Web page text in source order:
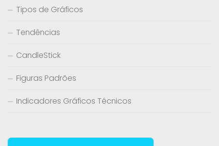
Tipos de Gráficos
Tendências
CandleStick
Figuras Padrões
Indicadores Gráficos Técnicos